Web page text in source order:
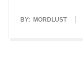
2017-
BY: MORDLUST